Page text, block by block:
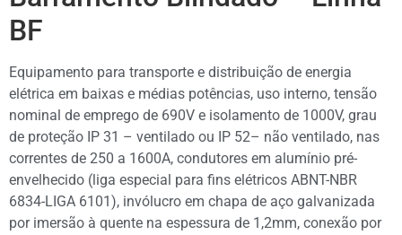
BF
Equipamento para transporte e distribuição de energia
elétrica em baixas e médias potências, uso interno, tensão
nominal de emprego de 690V e isolamento de 1000V, grau
de proteção IP 31 – ventilado ou IP 52– não ventilado, nas
correntes de 250 a 1600A, condutores em alumínio pré-
envelhecido (liga especial para fins elétricos ABNT-NBR
6834-LIGA 6101), invólucro em chapa de aço galvanizada
por imersão à quente na espessura de 1,2mm, conexão por